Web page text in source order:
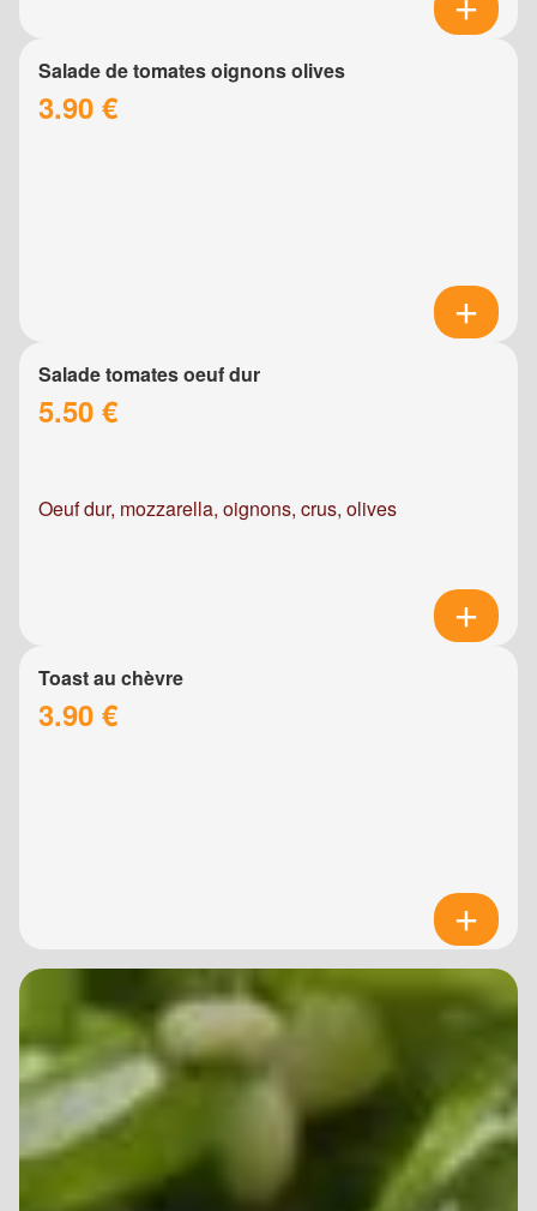
Salade de tomates oignons olives
3.90 €
Salade tomates oeuf dur
5.50 €
Oeuf dur, mozzarella, oignons, crus, olives
Toast au chèvre
3.90 €